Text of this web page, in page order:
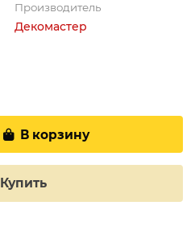
Производитель
Декомастер
В корзину
Купить